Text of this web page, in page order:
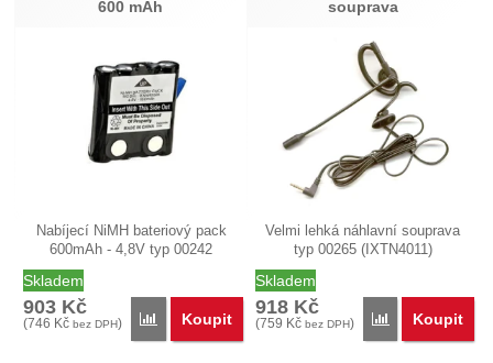
600 mAh
Nabíjecí NiMH bateriový pack
600mAh - 4,8V typ 00242
Skladem
903 Kč
(746 Kč bez DPH) Porovnat
Koupit
souprava
Velmi lehká náhlavní souprava
typ 00265 (IXTN4011)
Skladem
918 Kč
(759 Kč bez DPH) Porovnat
Koupit